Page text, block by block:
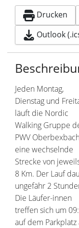
Drucken
Outlook
Jeden Montag,
Dienstag und
läuft die Nordic
Walking Gruppe
PWV
eine wechselnde
Strecke von
8 Km. Der Lauf
ungefähr 2
Die Läufer-innen
treffen sich um
auf dem Parkplatz